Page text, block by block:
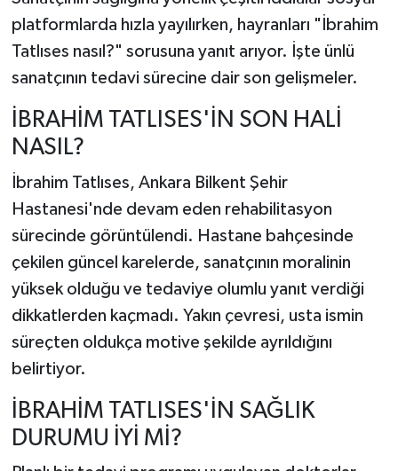
platformlarda hızla yayılırken, hayranları "İbrahim
Tatlıses nasıl?" sorusuna yanıt arıyor. İşte ünlü
sanatçının tedavi sürecine dair son gelişmeler.
İBRAHİM TATLISES'İN SON HALİ
NASIL?
İbrahim Tatlıses, Ankara Bilkent Şehir
Hastanesi'nde devam eden rehabilitasyon
sürecinde görüntülendi. Hastane bahçesinde
çekilen güncel karelerde, sanatçının moralinin
yüksek olduğu ve tedaviye olumlu yanıt verdiği
dikkatlerden kaçmadı. Yakın çevresi, usta ismin
süreçten oldukça motive şekilde ayrıldığını
belirtiyor.
İBRAHİM TATLISES'İN SAĞLIK
DURUMU İYİ Mİ?